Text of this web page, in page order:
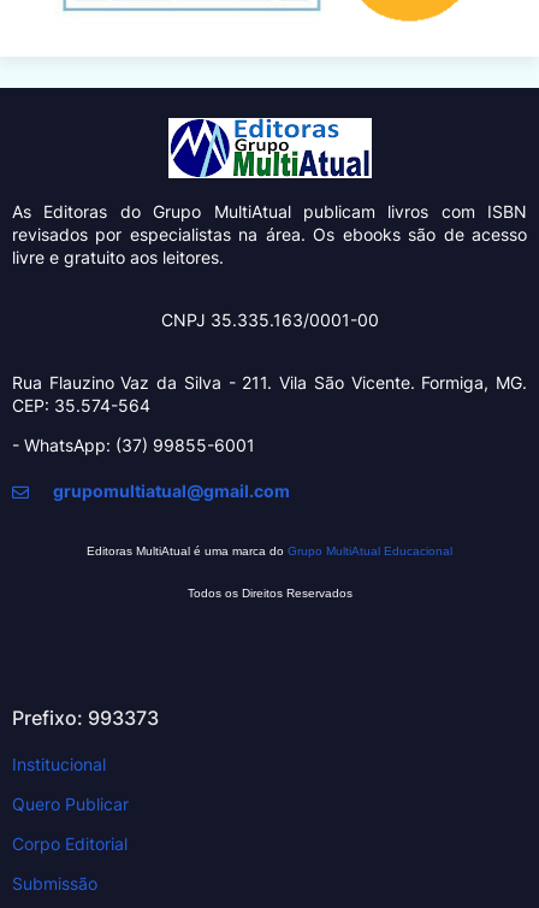
As Editoras do Grupo MultiAtual publicam livros com ISBN
revisados por especialistas na área. Os ebooks são de acesso
livre e gratuito aos leitores.
CNPJ 35.335.163/0001-00
Rua Flauzino Vaz da Silva - 211.Vila São Vicente. Formiga, MG.
CEP: 35.574-564
- WhatsApp: (37) 99855-6001
grupomultiatual@gmail.com
Editoras MultiAtual é uma marca do Grupo MultiAtual Educacional
Todos os Direitos Reservados
Prefixo: 993373
Institucional
Quero Publicar
Corpo Editorial
Submissão